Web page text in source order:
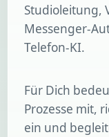
Studioleitung,
Messenger-
Telefon-KI.
Für Dich
Prozesse mit,
ein und